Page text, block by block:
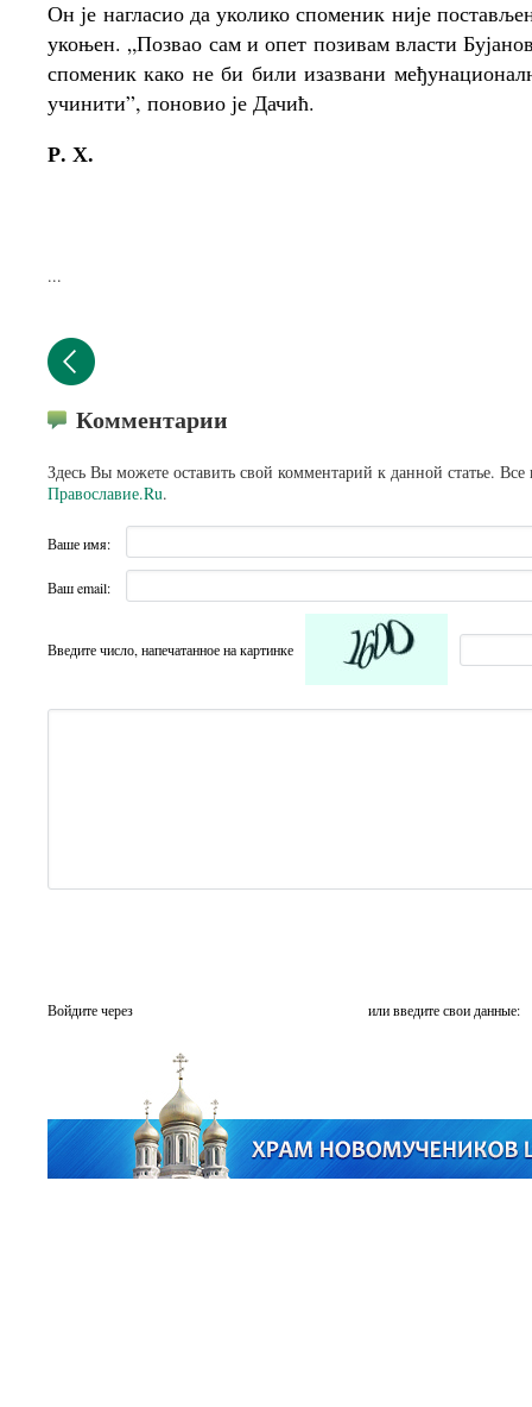
Он је нагласио да уколико споменик није
укоњен. „Позвао сам и опет позивам власти
споменик како не би били изазвани
учинити”, поновио је Дачић.
Р. Х.
...
Комментарии
Здесь Вы можете оставить свой комментарий к данной статье.
Православие.Ru.
Ваше имя:
Ваш email:
Введите число, напечатанное на картинке
Войдите через или введите свои данные: